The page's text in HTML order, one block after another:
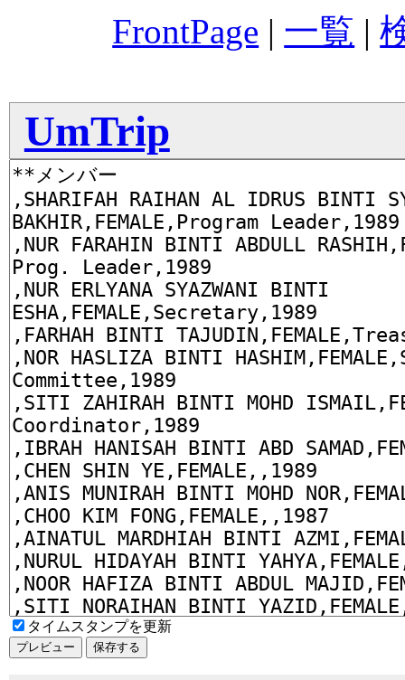
FrontPage | 一覧 |
UmTrip
タイムスタンプを更新